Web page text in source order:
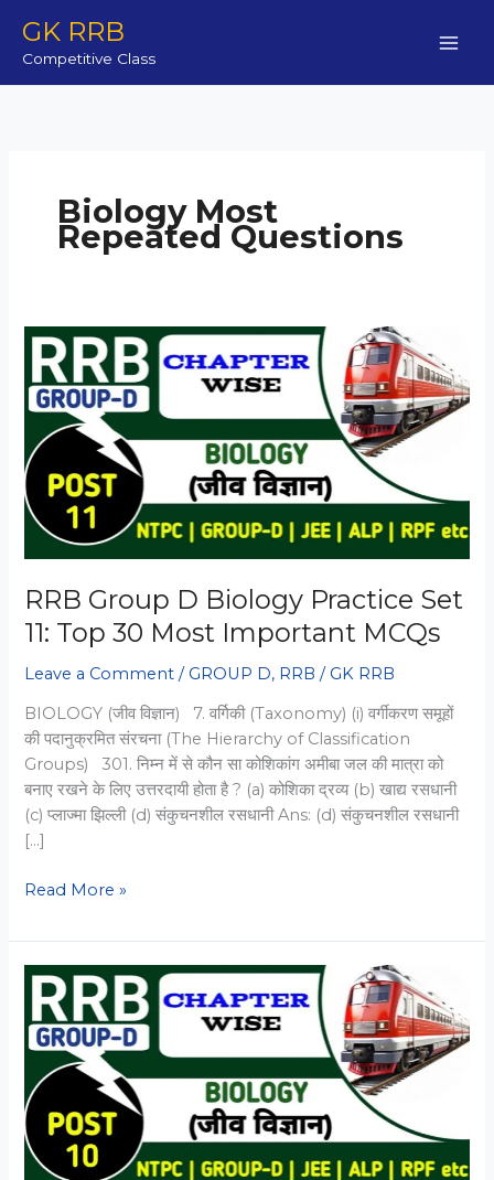
content
GK RRB
Competitive Class
Biology Most
Repeated Questions
RRB Group D Biology Practice Set
11: Top 30 Most Important MCQs
Leave a Comment / GROUP D, RRB / GK RRB
BIOLOGY (जीव विज्ञान) 7. वर्गिकी (Taxonomy) (i) वर्गीकरण समूहों
की पदानुक्रमित संरचना (The Hierarchy of Classification
Groups) 301. निम्न में से कौन सा कोशिकांग अमीबा जल की मात्रा को
बनाए रखने के लिए उत्तरदायी होता है ? (a) कोशिका द्रव्य (b) खाद्य रसधानी
(c) प्लाज्मा झिल्ली (d) संकुचनशील रसधानी Ans: (d) संकुचनशील रसधानी
[…]
RRB
D
Biology
Practice
Set
11:
Top
30
Most
Important
MCQs
Read More »